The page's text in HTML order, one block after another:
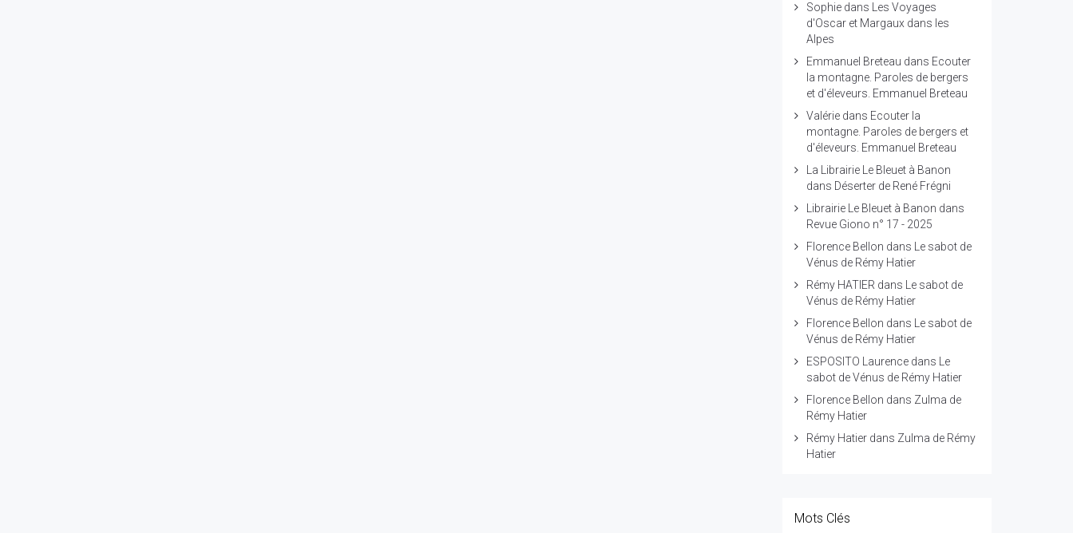
Sophiedans
Les Voyages
d'Oscar et Margaux dans les
Alpes
Emmanuel Breteau dans Ecouter
la montagne. Paroles de bergers
et d'éleveurs. Emmanuel Breteau
Valériedans Ecouter la
montagne. Paroles de bergers et
d'éleveurs. Emmanuel Breteau
La Librairie Le Bleuet à Banon
dans Déserter de René Frégni
Librairie Le Bleuet à Banon dans
Revue Giono n° 17 - 2025
Florence Bellon dans
Le sabot de
Vénus de Rémy Hatier
Rémy HATIER dans
Le sabot de
Vénus de Rémy Hatier
Florence Bellon dans
Le sabot de
Vénus de Rémy Hatier
ESPOSITO Laurencedans
Le
sabot de Vénus de Rémy Hatier
Florence Bellon dans Zulma de
Rémy Hatier
Rémy Hatierdans Zulma de Rémy
Hatier
Mots Clés